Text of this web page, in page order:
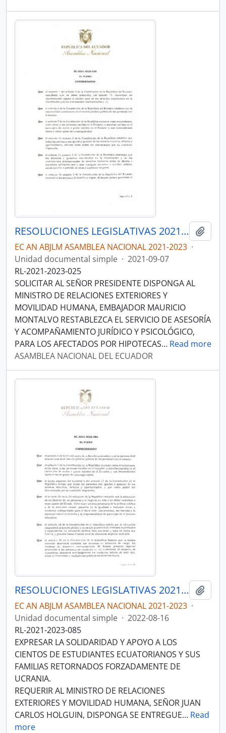
RESOLUCIONES LEGISLATIVAS 2021-2023
EC AN ABJLM ASAMBLEA NACIONAL 2021-2023 ·
Unidad documental simple · 2021-09-07
RL-2021-2023-025
SOLICITAR AL SEÑOR PRESIDENTE DISPONGA AL
MINISTRO DE RELACIONES EXTERIORES Y
MOVILIDAD HUMANA, EMBAJADOR MAURICIO
MONTALVO RESTABLEZCA EL SERVICIO DE ASESORÍA
Y ACOMPAÑAMIENTO JURÍDICO Y PSICOLÓGICO,
PARA LOS AFECTADOS POR HIPOTECAS… Read more
ASAMBLEA NACIONAL DEL ECUADOR
RESOLUCIONES LEGISLATIVAS 2021-2023
EC AN ABJLM ASAMBLEA NACIONAL 2021-2023 ·
Unidad documental simple · 2022-08-16
RL-2021-2023-085
EXPRESAR LA SOLIDARIDAD Y APOYO A LOS
CIENTOS DE ESTUDIANTES ECUATORIANOS Y SUS
FAMILIAS RETORNADOS FORZADAMENTE DE
UCRANIA.
REQUERIR AL MINISTRO DE RELACIONES
EXTERIORES Y MOVILIDAD HUMANA, SEÑOR JUAN
CARLOS HOLGUIN, DISPONGA SE ENTREGUE… Read
more